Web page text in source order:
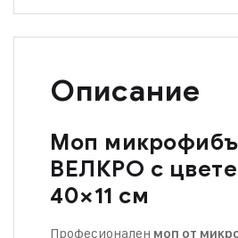
Описание
Моп
ВЕЛКРО с
40×11 см
Професионален моп от